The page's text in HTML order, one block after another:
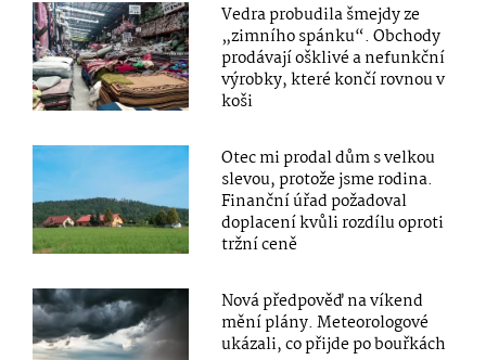
Vedra probudila šmejdy ze
„zimního spánku“. Obchody
prodávají ošklivé a nefunkční
výrobky, které končí rovnou v
koši
Otec mi prodal dům s velkou
slevou, protože jsme rodina.
Finanční úřad požadoval
doplacení kvůli rozdílu oproti
tržní ceně
Nová předpověď na víkend
mění plány. Meteorologové
ukázali, co přijde po bouřkách